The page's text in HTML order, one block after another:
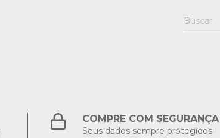
COMPRE COM SEGURANÇA
Seus dados sempre protegidos